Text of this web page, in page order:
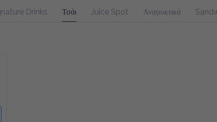
Drinks Τσάι Juice Spot Αναψυκτικά Sandwich